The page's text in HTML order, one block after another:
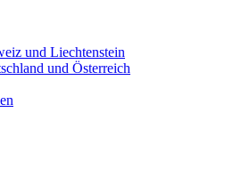
und Liechtenstein
und Österreich